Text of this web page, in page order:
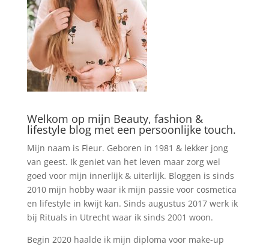
Welkom op mijn Beauty, fashion &
lifestyle blog met een persoonlijke touch.
Mijn naam is Fleur. Geboren in 1981 & lekker jong
van geest. Ik geniet van het leven maar zorg wel
goed voor mijn innerlijk & uiterlijk. Bloggen is sinds
2010 mijn hobby waar ik mijn passie voor cosmetica
en lifestyle in kwijt kan. Sinds augustus 2017 werk ik
bij Rituals in Utrecht waar ik sinds 2001 woon.
Begin 2020 haalde ik mijn diploma voor make-up